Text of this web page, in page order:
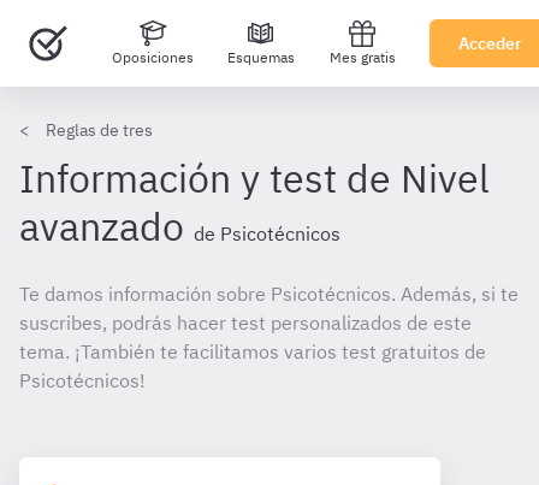
Oposiciones Esquemas Mes gratis
Acceder
Reglas de tres
Información y test de Nivel
avanzado de Psicotécnicos
Te damos información sobre Psicotécnicos. Además, si te
suscribes, podrás hacer test personalizados de este
tema. ¡También te facilitamos varios test gratuitos de
Psicotécnicos!